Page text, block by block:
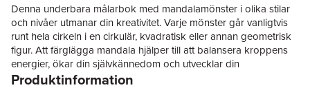
Denna underbara målarbok med mandalamönster i olika stilar
och nivåer utmanar din kreativitet. Varje mönster går vanligtvis
runt hela cirkeln i en cirkulär, kvadratisk eller annan geometrisk
figur. Att färglägga mandala hjälper till att balansera kroppens
energier, ökar din självkännedom och utvecklar din
skaparförmåga. Sätt på lite avkopplande musik, plocka fram
Produktinformation